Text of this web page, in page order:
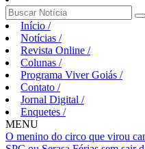
Início /
Notícias /
Revista Online /
Colunas /
Programa Viver Goiás /
Contato /
Jornal Digital /
Enquetes /
MENU
O menino do circo que virou